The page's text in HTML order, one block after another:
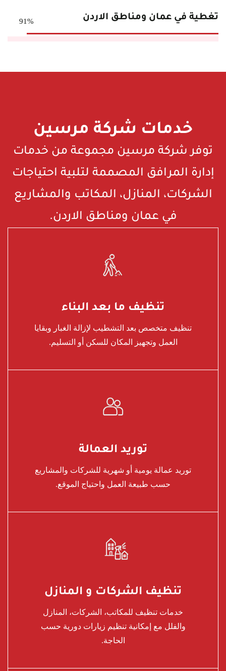
تغطية في عمان ومناطق الاردن 91%
خدمات شركة مرسين
توفر شركة مرسين مجموعة من خدمات
إدارة المرافق المصممة لتلبية احتياجات
الشركات، المنازل، المكاتب والمشاريع
في عمان ومناطق الاردن.
تنظيف ما بعد البناء
تنظيف متخصص بعد التشطيب لإزالة الغبار وبقايا
العمل وتجهيز المكان للسكن أو التسليم.
توريد العمالة
توريد عمالة يومية أو شهرية للشركات والمشاريع
حسب طبيعة العمل واحتياج الموقع.
تنظيف الشركات و المنازل
خدمات تنظيف للمكاتب، الشركات، المنازل
والفلل مع إمكانية تنظيم زيارات دورية حسب
الحاجة.